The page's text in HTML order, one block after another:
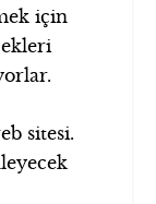
için
sitesi.